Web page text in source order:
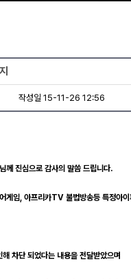
작성일 15-11-26 12:56
께 진심으로 감사의 말씀 드립니다.
게임, 아프리카TV 불법방송등 특정아
해 차단 되었다는 내용을 전달받았으며